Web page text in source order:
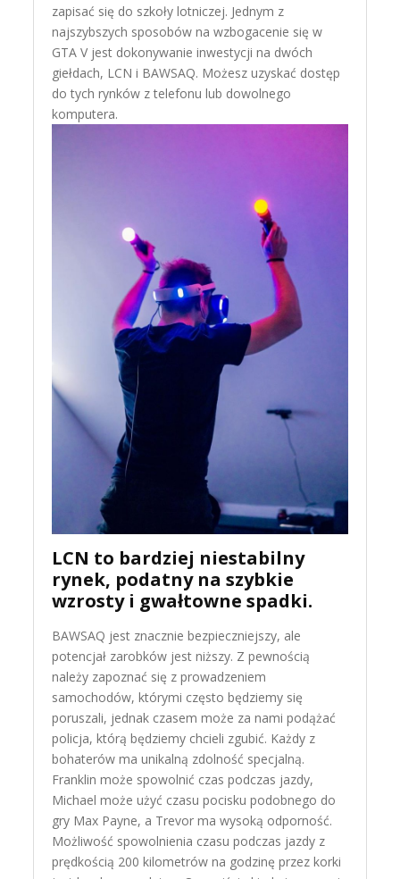
zapisać się do szkoły lotniczej. Jednym z
najszybszych sposobów na wzbogacenie się w
GTA V jest dokonywanie inwestycji na dwóch
giełdach, LCN i BAWSAQ. Możesz uzyskać dostęp
do tych rynków z telefonu lub dowolnego
komputera.
LCN to bardziej niestabilny
rynek, podatny na szybkie
wzrosty i gwałtowne spadki.
BAWSAQ jest znacznie bezpieczniejszy, ale
potencjał zarobków jest niższy. Z pewnością
należy zapoznać się z prowadzeniem
samochodów, którymi często będziemy się
poruszali, jednak czasem może za nami podążać
policja, którą będziemy chcieli zgubić. Każdy z
bohaterów ma unikalną zdolność specjalną.
Franklin może spowolnić czas podczas jazdy,
Michael może użyć czasu pocisku podobnego do
gry Max Payne, a Trevor ma wysoką odporność.
Możliwość spowolnienia czasu podczas jazdy z
prędkością 200 kilometrów na godzinę przez korki